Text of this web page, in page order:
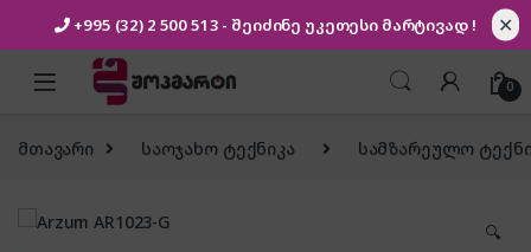
+995 (32) 2 500 513 - შეიძინე უკეთესი მარტივად ! ✕
Skip to navigation
Skip to content
0
მთავარი საოჯახო ტექნიკა სამზარეულო
🔍